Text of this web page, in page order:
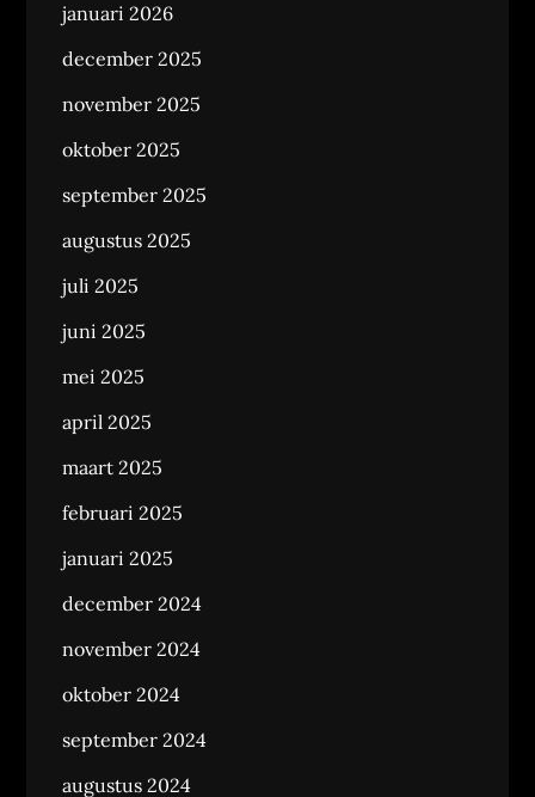
januari 2026
december 2025
november 2025
oktober 2025
september 2025
augustus 2025
juli 2025
juni 2025
mei 2025
april 2025
maart 2025
februari 2025
januari 2025
december 2024
november 2024
oktober 2024
september 2024
augustus 2024